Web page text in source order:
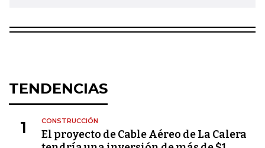
TENDENCIAS
1 CONSTRUCCIÓN
El proyecto de Cable Aéreo de La Calera